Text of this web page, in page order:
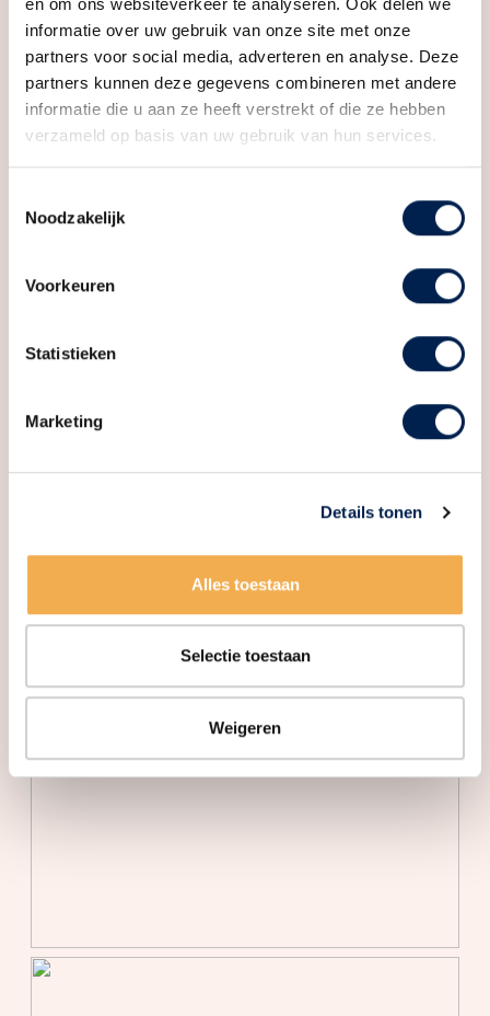
en om ons websiteverkeer te analyseren. Ook delen we
informatie over uw gebruik van onze site met onze
partners voor social media, adverteren en analyse. Deze
partners kunnen deze gegevens combineren met andere
informatie die u aan ze heeft verstrekt of die ze hebben
verzameld op basis van uw gebruik van hun services.
Noodzakelijk
Voorkeuren
Statistieken
Marketing
Details tonen
Alles toestaan
Selectie toestaan
Weigeren
luchtwarmtepomp. Met energielabel A+++ woon je
hier comfortabel, energiezuinig en zorgeloos.
Indeling
Aantal kamers
2 kamers (1 slaapkamer)
Aantal badkamers
1 badkamer
Aantal woonlagen
Mechanische ventilatie,
Energie
Hr glas, volledig geisoleerd
warmtepomp
Tuin
Patio atrium, voortuin
67 m²
Ligging tuin
Oost
Bergruimte